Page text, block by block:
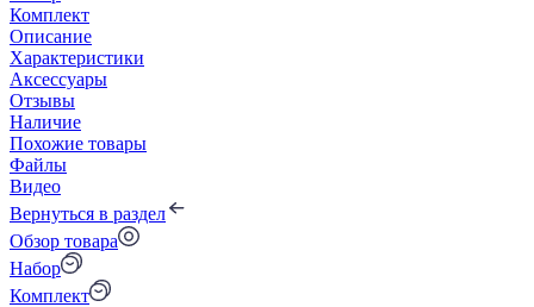
Комплект
Описание
Характеристики
Аксессуары
Отзывы
Наличие
Похожие товары
Файлы
Видео
Вернуться в раздел
Обзор товара
Набор
Комплект